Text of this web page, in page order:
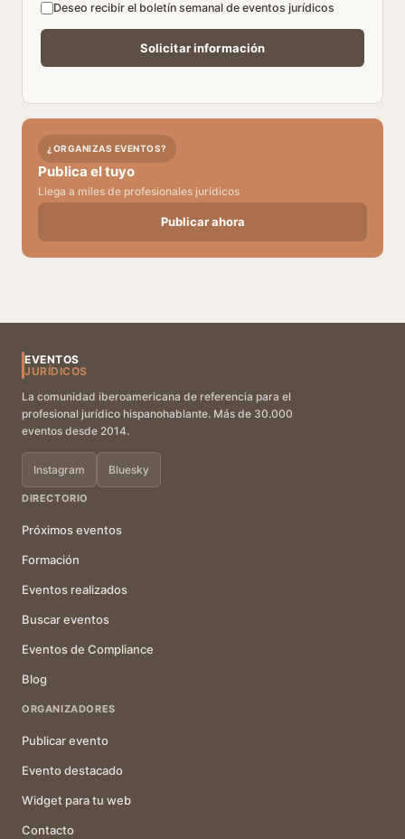
Deseo recibir el boletín semanal de eventos jurídicos
¿ORGANIZAS EVENTOS?
Publica el tuyo
Llega a miles de profesionales jurídicos
Publicar ahora
EVENTOS
JURÍDICOS
La comunidad iberoamericana de referencia para el
profesional jurídico hispanohablante. Más de 30.000
eventos desde 2014.
Instagram Bluesky
DIRECTORIO
Próximos eventos
Formación
Eventos realizados
Buscar eventos
Eventos de Compliance
Blog
ORGANIZADORES
Publicar evento
Evento destacado
Widget para tu web
Contacto